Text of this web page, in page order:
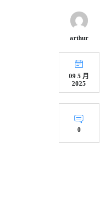
arthur
09 5 月
2025
0